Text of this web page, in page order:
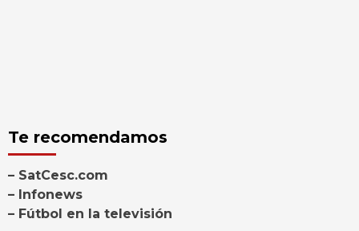
Te recomendamos
– SatCesc.com
– Infonews
– Fútbol en la televisión